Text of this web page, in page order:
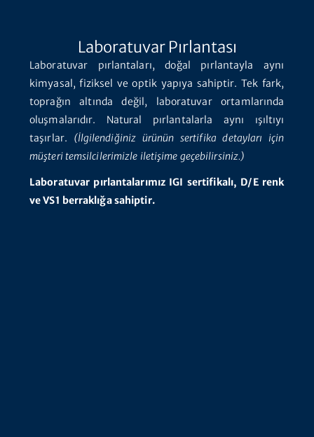
Laboratuvar Pırlantası
Laboratuvar pırlantaları, doğal pırlantayla aynı
kimyasal, fiziksel ve optik yapıya sahiptir. Tek fark,
toprağın altında değil, laboratuvar ortamlarında
oluşmalarıdır. Natural pırlantalarla aynı ışıltıyı
taşırlar. (İlgilendiğiniz ürünün sertifika detayları için
müşteri temsilcilerimizle iletişime geçebilirsiniz.)
Laboratuvar pırlantalarımız IGI sertifikalı, D/E renk
ve VS1 berraklığa sahiptir.